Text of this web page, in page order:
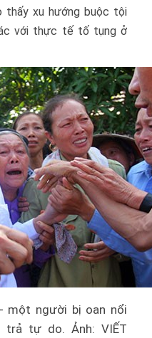
xu hướng buộc tội
với thực tế tố tụng ở
một người bị oan nổi
tự do. Ảnh: VIẾT